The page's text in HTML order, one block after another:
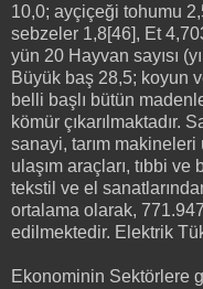
10,0; ayçiçeği tohumu
sebzeler 1,8[46], Et
yün 20 Hayvan sayısı
Büyük baş 28,5; koyun
belli başlı bütün
kömür çıkarılmaktadır.
sanayi, tarım
ulaşım araçları, tıbbi
tekstil ve el
ortalama olarak,
edilmektedir. Elektrik
Ekonominin Sektörlere